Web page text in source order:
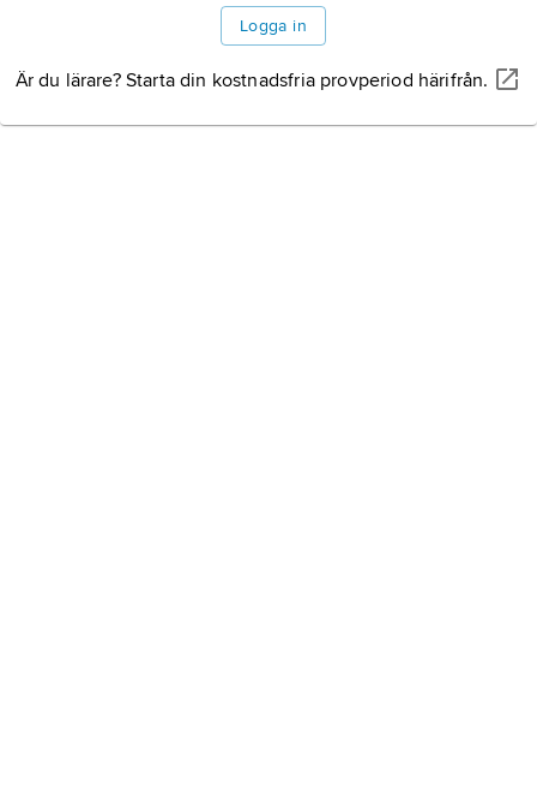
Logga in
Är du lärare? Starta din kostnadsfria provperiod härifrån.